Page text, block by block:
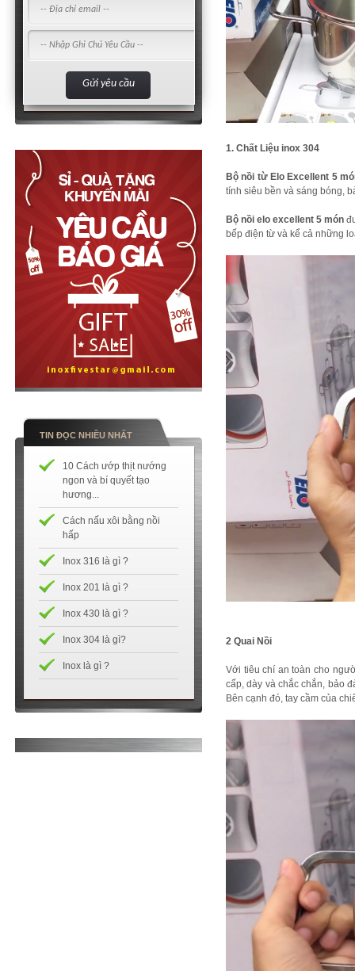
TIN ĐỌC NHIỀU NHẤT
10 Cách ướp thịt nướng
ngon và bí quyết tạo
hương...
Cách nấu xôi bằng nồi
hấp
Inox 316 là gì ?
Inox 201 là gì ?
Inox 430 là gì ?
Inox 304 là gì?
Inox là gì ?
1. Chất Liệu inox 304
Bộ nồi từ Elo Excellent 5
tính siêu bền và sáng bóng,
Bộ nồi elo excellent 5 món
bếp điện từ và kể cả những
2 Quai Nồi
Với tiêu chí an toàn cho
cấp, dày và chắc chắn, bảo
Bên cạnh đó, tay cầm của